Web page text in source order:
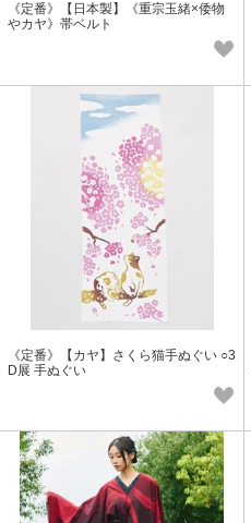
《定番》【日本製】《重宗玉緒×倭物
やカヤ》帯ベルト
《定番》【カヤ】さくら猫手ぬぐい ○3
D展 手ぬぐい